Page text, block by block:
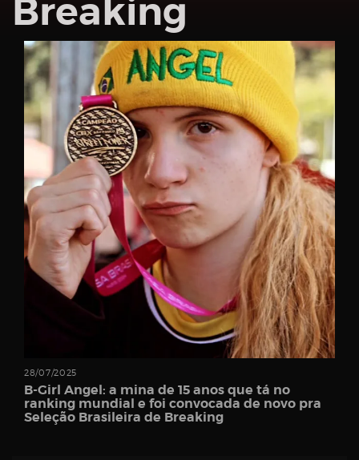
Password
Remember
Register
Breaking
28/07/2025
B-Girl Angel: a mina de 15 anos que tá no
ranking mundial e foi convocada de novo pra
Seleção Brasileira de Breaking